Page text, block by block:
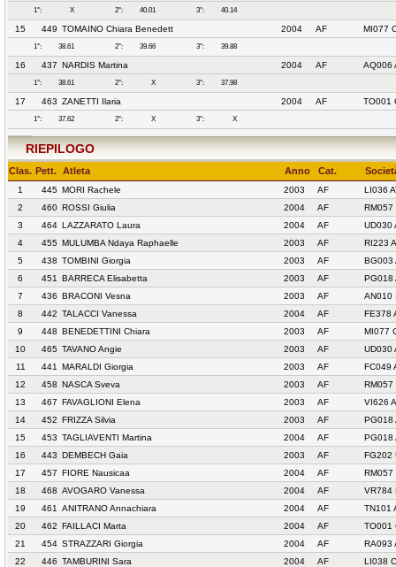
1°: X 2°: 40.01 3°: 40.14
15 449 TOMAINO Chiara Benedett 2004 AF MI077
1°: 38.61 2°: 39.66 3°: 39.88
16 437 NARDIS Martina 2004 AF AQ006
1°: 38.61 2°: X 3°: 37.98
17 463 ZANETTI Ilaria 2004 AF TO001
1°: 37.62 2°: X 3°: X
RIEPILOGO
Clas. Pett. Atleta Anno Cat.
1 445 MORI Rachele 2003 AF
LI036
2
460 ROSSI Giulia 2004 AF
RM057
3
464 LAZZARATO Laura 2004 AF
UD030
4
455 MULUMBA Ndaya Raphaelle 2003 AF
RI223
5
438 TOMBINI Giorgia 2003 AF
BG003
6
451 BARRECA Elisabetta 2003 AF
PG018
7
436 BRACONI Vesna 2003 AF
AN010
8
442 TALACCI Vanessa 2004 AF
FE378
9
448 BENEDETTINI Chiara 2003 AF
MI077
10
465 TAVANO Angie 2003 AF
UD030
11
441 MARALDI Giorgia 2003 AF
FC049
12
458 NASCA Sveva 2003 AF
RM057
13
467 FAVAGLIONI Elena 2003 AF
VI626
14
452 FRIZZA Silvia 2003 AF
PG018
15
453 TAGLIAVENTI Martina 2004 AF
PG018
16
443 DEMBECH Gaia 2003 AF
FG202
17
457 FIORE Nausicaa 2004 AF
RM057
18
468 AVOGARO Vanessa 2004 AF
VR784
19
461 ANITRANO Annachiara 2004 AF
TN101
20
462 FAILLACI Marta 2004 AF
TO001
21
454 STRAZZARI Giorgia 2004 AF
RA093
22
446 TAMBURINI Sara 2004 AF
LI038